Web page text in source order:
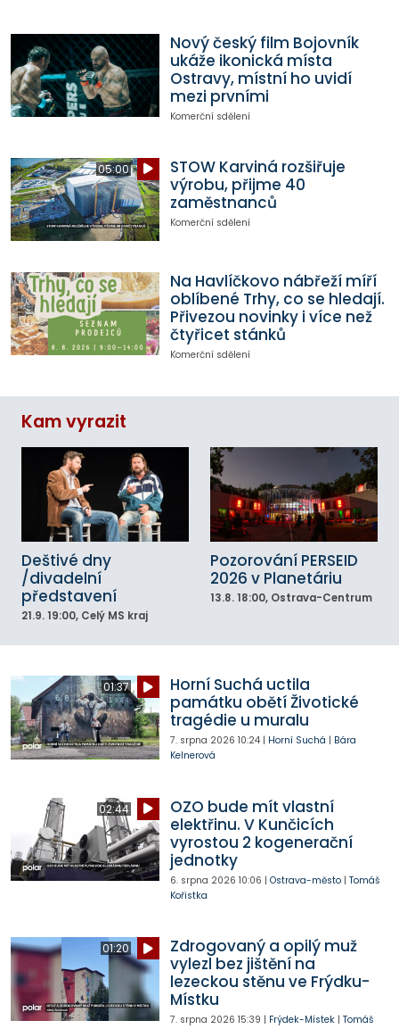
Nový český film Bojovník
ukáže ikonická místa
Ostravy, místní ho uvidí
mezi prvními
Komerční sdělení
05:00
STOW Karviná rozšiřuje
výrobu, přijme 40
zaměstnanců
Komerční sdělení
Na Havlíčkovo nábřeží míří
oblíbené Trhy, co se hledají.
Přivezou novinky i více než
čtyřicet stánků
Komerční sdělení
Kam vyrazit
Deštivé dny
/divadelní
představení
21.9. 19:00, Celý MS kraj
Pozorování PERSEID
2026 v Planetáriu
13.8. 18:00, Ostrava-Centrum
01:37
Horní Suchá uctila
památku obětí Životické
tragédie u muralu
7. srpna 2026 10:24| Horní Suchá | Bára
Kelnerová
02:44
OZO bude mít vlastní
elektřinu. V Kunčicích
vyrostou 2 kogenerační
jednotky
6. srpna 2026 10:06 | Ostrava-město| Tomáš
Kořistka
01:20
Zdrogovaný a opilý muž
vylezl bez jištění na
lezeckou stěnu ve Frýdku-
Místku
7. srpna 2026 15:39 | Frýdek-Místek| Tomáš